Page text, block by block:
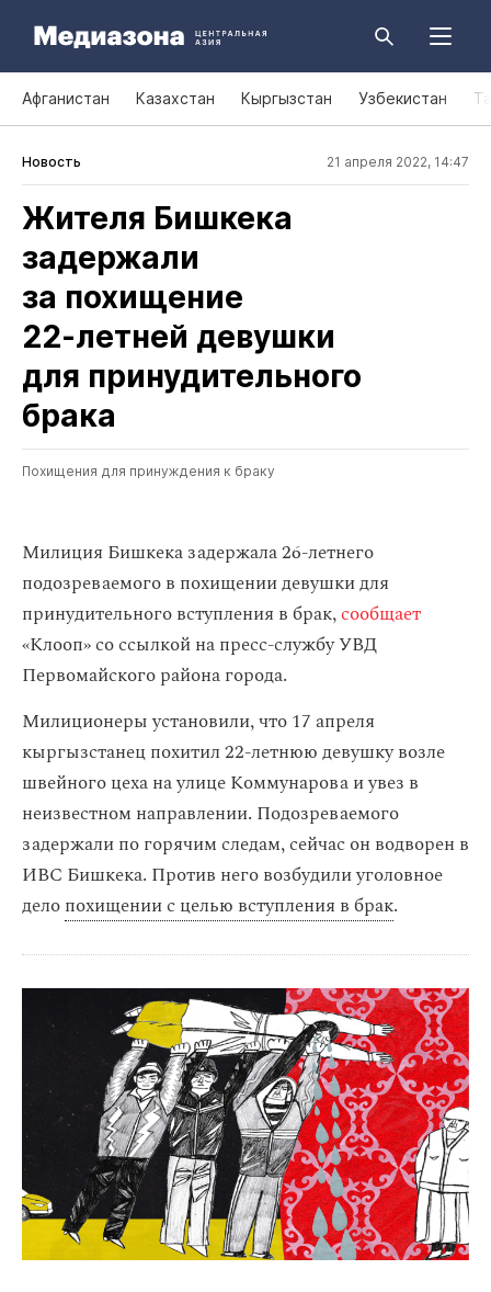
Афганистан Казахстан Кыргызстан Узбекистан
Новость 21 апреля 2022, 14:47
Жителя Бишкека
задержали
за похищение
22‑летней девушки
для принудительного
брака
Похищения для принуждения к браку
Милиция Бишкека задержала 26-летнего
подозреваемого в похищении девушки для
принудительного вступления в брак,сообщает
«Клооп» со ссылкой на пресс-службу УВД
Первомайского района города.
Милиционеры установили, что 17 апреля
кыргызстанец похитил 22-летнюю девушку возле
швейного цеха на улице Коммунарова и увез в
неизвестном направлении. Подозреваемого
задержали по горячим следам, сейчас он водворен в
ИВС Бишкека. Против него возбудили уголовное
делопохищении с целью вступления в брак.